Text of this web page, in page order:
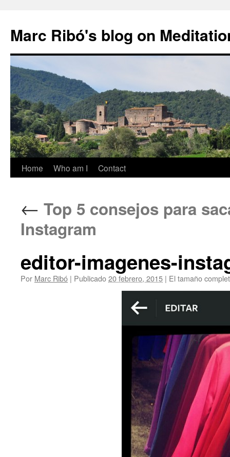
Marc Ribó's blog on
Saltar
contenido
Home Who am I Contact
← Top 5 consejos para
Instagram
editor-imagenes-
Por Marc Ribó | Publicado20 febrero, 2015 | El tamaño